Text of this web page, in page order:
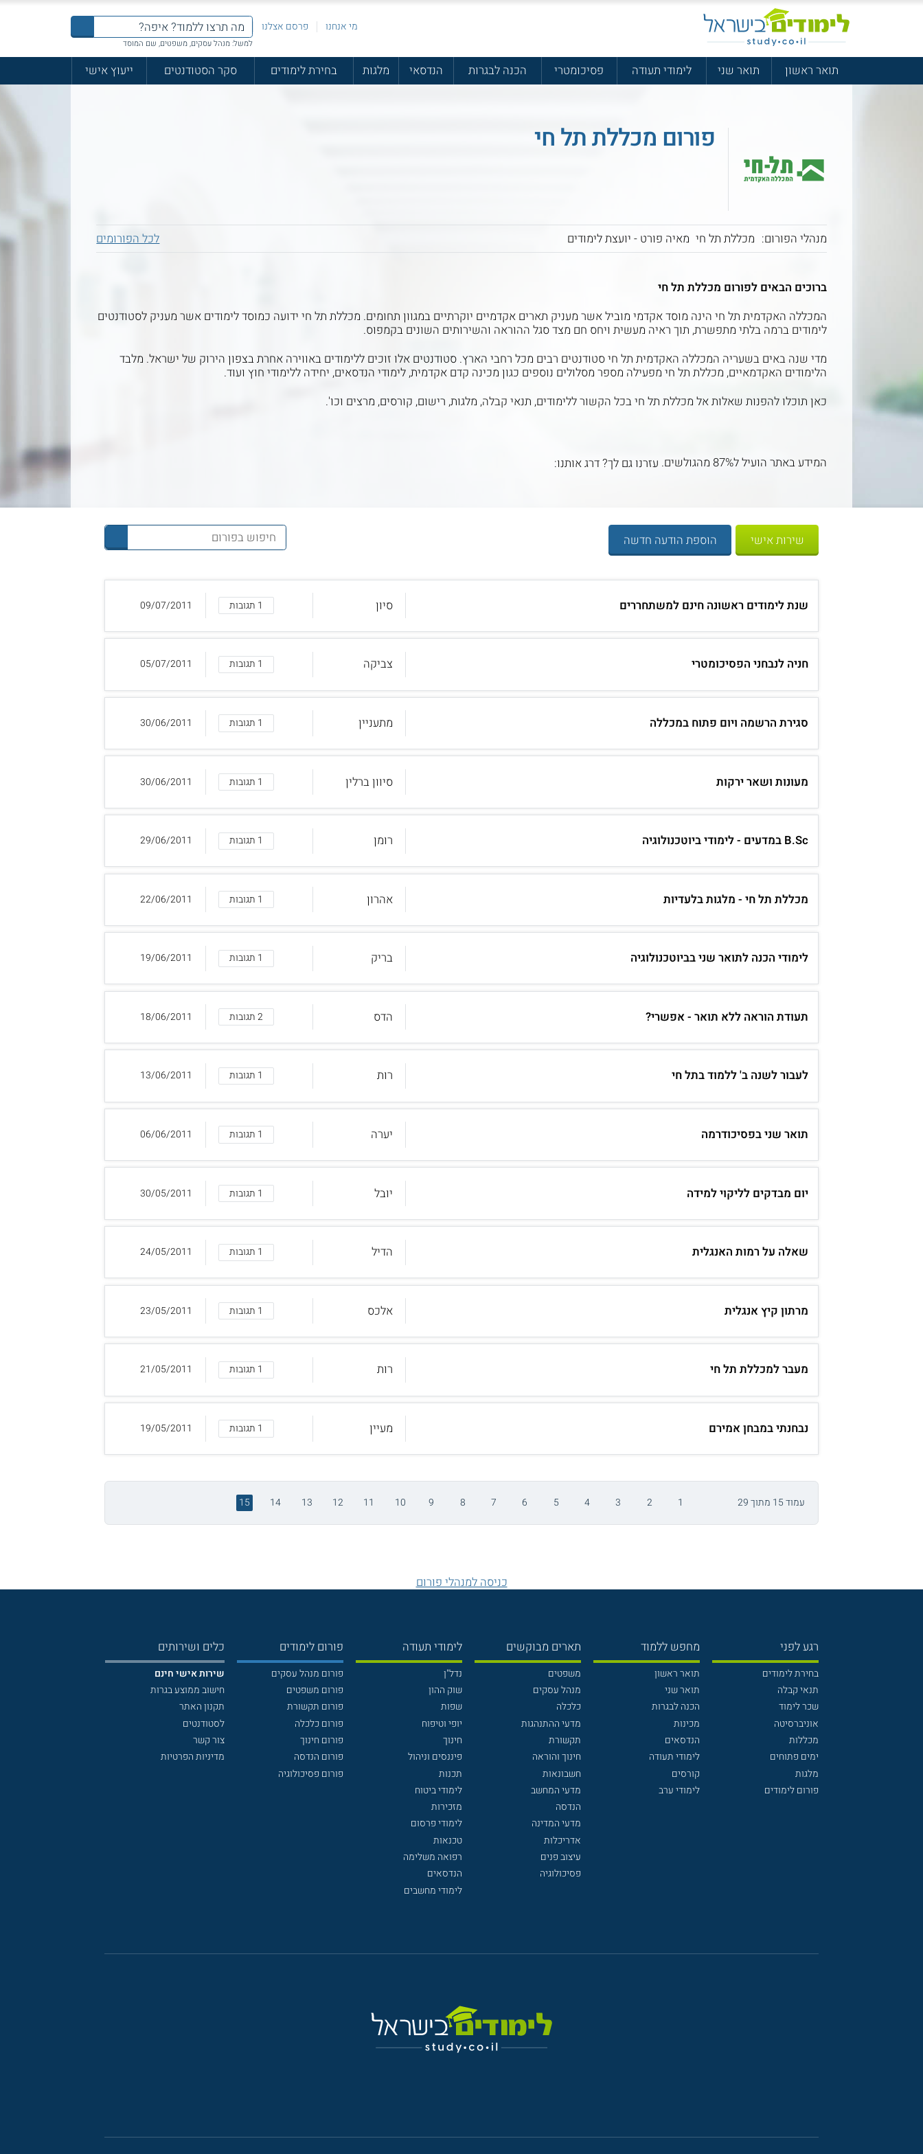
מי אנחנו פרסם אצלנו
למשל: מנהל עסקים, משפטים, שם המוסד
תואר ראשון תואר שני לימודי תעודה פסיכומטרי הכנה לבגרות הנדסאי מלגות בחירת לימודים סקר הסטודנטים ייעוץ אישי
פורום מכללת תל חי
מנהלי הפורום: מכללת תל חי מאיה פורט - יועצת לימודים לכל הפורומים
ברוכים הבאים לפורום מכללת תל חי
המכללה האקדמית תל חי הינה מוסד אקדמי מוביל אשר מעניק תארים אקדמיים יוקרתיים במגוון תחומים. מכללת תל חי ידועה כמוסד לימודים אשר מעניק לסטודנטים
לימודים ברמה בלתי מתפשרת, תוך ראיה מעשית ויחס חם מצד סגל ההוראה והשירותים השונים בקמפוס.
מדי שנה באים בשעריה המכללה האקדמית תל חי סטודנטים רבים מכל רחבי הארץ. סטודנטים אלו זוכים ללימודים באווירה אחרת בצפון הירוק של ישראל. מלבד
הלימודים האקדמאיים, מכללת תל חי מפעילה מספר מסלולים נוספים כגון מכינה קדם אקדמית, לימודי הנדסאים, יחידה ללימודי חוץ ועוד.
כאן תוכלו להפנות שאלות אל מכללת תל חי בכל הקשור ללימודים, תנאי קבלה, מלגות, רישום, קורסים, מרצים וכו'.
המידע באתר הועיל ל87% מהגולשים. עזרנו גם לך? דרג אותנו:
שירות אישי הוספת הודעה חדשה
שנת לימודים ראשונה חינם למשתחררים סיון 1 תגובות 09/07/2011
חניה לנבחני הפסיכומטרי צביקה 1 תגובות 05/07/2011
סגירת הרשמה ויום פתוח במכללה מתעניין 1 תגובות 30/06/2011
מעונות ושאר ירקות סיוון ברלין 1 תגובות 30/06/2011
B.Sc במדעים - לימודי ביוטכנולוגיה רומן 1 תגובות 29/06/2011
מכללת תל חי - מלגות בלעדיות אהרון 1 תגובות 22/06/2011
לימודי הכנה לתואר שני בביוטכנולוגיה בריק 1 תגובות 19/06/2011
תעודת הוראה ללא תואר - אפשרי? הדס 2 תגובות 18/06/2011
לעבור לשנה ב' ללמוד בתל חי רות 1 תגובות 13/06/2011
תואר שני בפסיכודרמה יערה 1 תגובות 06/06/2011
יום מבדקים לליקוי למידה יובל 1 תגובות 30/05/2011
שאלה על רמות האנגלית הדיל 1 תגובות 24/05/2011
מרתון קיץ אנגלית אלכס 1 תגובות 23/05/2011
מעבר למכללת תל חי רות 1 תגובות 21/05/2011
נבחנתי במבחן אמירם מעיין 1 תגובות 19/05/2011
עמוד 15 מתוך 29 1
2
3
4
5
6
7
8
9
10
11
12
13
14
15
כניסה למנהלי פורום
רגע לפני
בחירת לימודים
תנאי קבלה
שכר לימוד
אוניברסיטה
מכללות
ימים פתוחים
מלגות
פורום לימודים
מחפש ללמוד
תואר ראשון
תואר שני
הכנה לבגרות
מכינות
הנדסאים
לימודי תעודה
קורסים
לימודי ערב
תארים מבוקשים
משפטים
מנהל עסקים
כלכלה
מדעי ההתנהגות
תקשורת
חינוך והוראה
חשבונאות
מדעי המחשב
הנדסה
מדעי המדינה
אדריכלות
עיצוב פנים
פסיכולוגיה
לימודי תעודה
נדל"ן
שוק ההון
שפות
יופי וטיפוח
חינוך
פיננסים וניהול
תכנות
לימודי ביטוח
מזכירות
לימודי פרסום
טכנאות
רפואה משלימה
הנדסאים
לימודי מחשבים
פורום לימודים
פורום מנהל עסקים
פורום משפטים
פורום תקשורת
פורום כלכלה
פורום חינוך
פורום הנדסה
פורום פסיכולוגיה
כלים ושירותים
שירות אישי חינם
חישוב ממוצע בגרות
תקנון האתר
לסטודנטים
צור קשר
מדיניות הפרטיות